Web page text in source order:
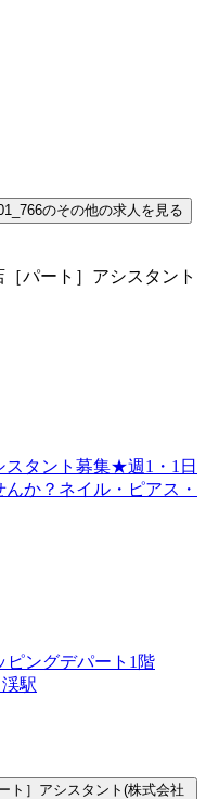
のその他の求人を見る
パート］アシスタント
スタント募集★週1・1日
か？ネイル・ピアス・
ピングデパート1階
駅
ト］アシスタント(株式会社